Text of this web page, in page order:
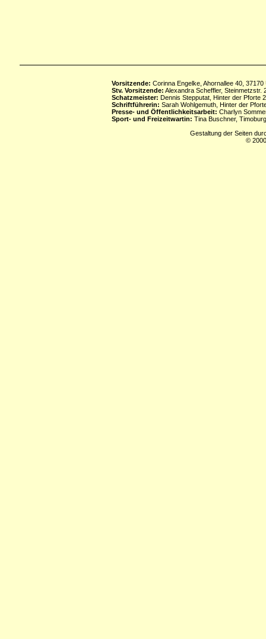
Vorsitzende: Corinna Engelke, Ahornallee 40,
Stv. Vorsitzende: Alexandra Scheffler, Steinmetzstr.
Schatzmeister: Dennis Stepputat, Hinter der Pforte
Schriftführerin: Sarah Wohlgemuth, Hinter der
Presse- und Öffentlichkeitsarbeit: Charlyn
Sport- und Freizeitwartin: Tina Buschner,
Gestaltung der Seiten
©